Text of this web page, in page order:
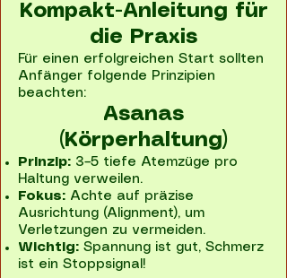
Kompakt-Anleitung für
die Praxis
Für einen erfolgreichen Start sollten
Anfänger folgende Prinzipien
beachten:
Asanas
(Körperhaltung)
Prinzip: 3–5 tiefe Atemzüge pro
Haltung verweilen.
Fokus: Achte auf präzise
Ausrichtung (Alignment), um
Verletzungen zu vermeiden.
Wichtig: Spannung ist gut, Schmerz
ist ein Stoppsignal!